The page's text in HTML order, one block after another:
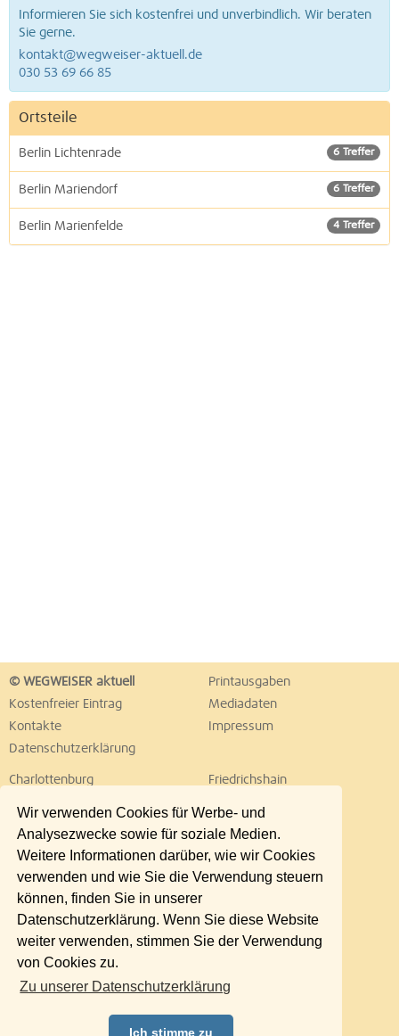
Wir verwenden Cookies für Werbe- und
Analysezwecke sowie für soziale Medien.
Weitere Informationen darüber, wie wir Cookies
verwenden und wie Sie die Verwendung steuern
können, finden Sie in unserer
Datenschutzerklärung. Wenn Sie diese Website
weiter verwenden, stimmen Sie der Verwendung
von Cookies zu.
Zu unserer Datenschutzerklärung
Ich stimme zu
Informieren Sie sich kostenfrei und unverbindlich. Wir beraten
Sie gerne.
kontakt@wegweiser-aktuell.de
030 53 69 66 85
Ortsteile
6 Treffer
Berlin Lichtenrade
6 Treffer
Berlin Mariendorf
4 Treffer
Berlin Marienfelde
© WEGWEISER aktuell
Printausgaben
Kostenfreier Eintrag
Mediadaten
Kontakte
Impressum
Datenschutzerklärung
Charlottenburg
Friedrichshain
Lichtenberg
Marzahn
Neukölln
Pankow
Reinickendorf
Schöneberg
Spandau
Steglitz
Tempelhof
Treptow
Umland Ost